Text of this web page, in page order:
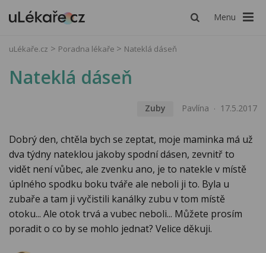
Menu
uLékaře.cz Poradna lékaře Nateklá dáseň
Nateklá dáseň
Zuby Pavlína 17.5.2017
Dobrý den, chtěla bych se zeptat, moje maminka má už
dva týdny nateklou jakoby spodní dásen, zevnitř to
vidět není vůbec, ale zvenku ano, je to natekle v místě
úplného spodku boku tváře ale neboli ji to. Byla u
zubaře a tam ji vyčistili kanálky zubu v tom místě
otoku... Ale otok trvá a vubec neboli... Můžete prosím
poradit o co by se mohlo jednat? Velice děkuji.